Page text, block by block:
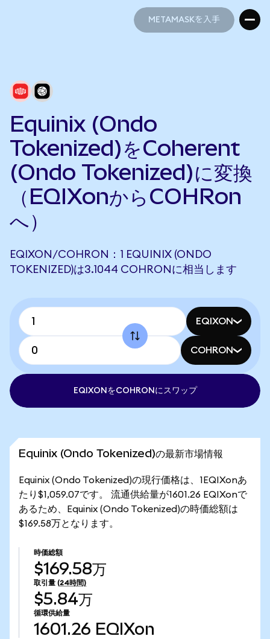
METAMASKを入手
Equinix (Ondo
Tokenized)をCoherent
(Ondo Tokenized)に変換
（EQIXonからCOHRon
へ）
EQIXON/COHRON：1 EQUINIX (ONDO
TOKENIZED)は3.1044 COHRONに相当します
EQIXON
COHRON
EQIXONをCOHRONにスワップ
Equinix (Ondo Tokenized)の最新市場情報
Equinix (Ondo Tokenized)の現行価格は、1EQIXonあ
たり$1,059.07です。 流通供給量が1601.26 EQIXonで
あるため、Equinix (Ondo Tokenized)の時価総額は
$169.58万となります。
時価総額
$169.58万
取引量 (24時間)
$5.84万
循環供給量
1601.26 EQIXon